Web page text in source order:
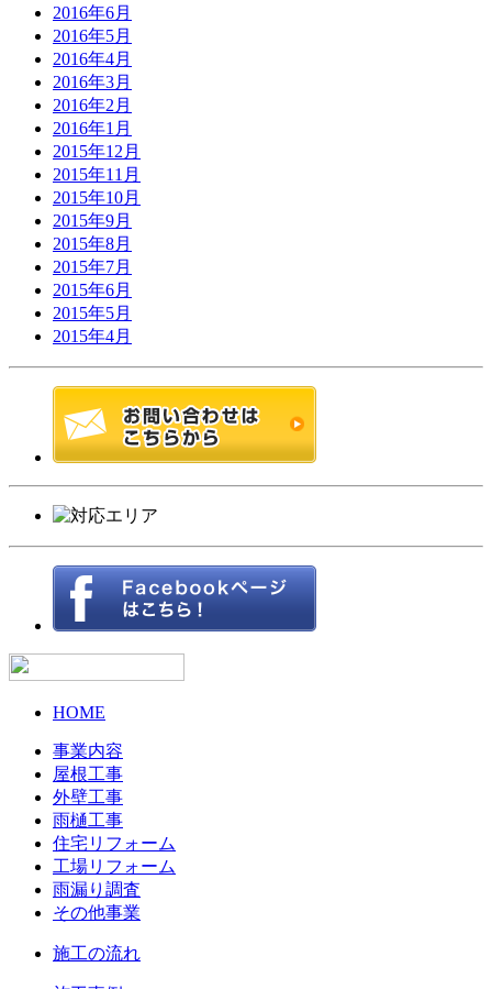
2016年6月
2016年5月
2016年4月
2016年3月
2016年2月
2016年1月
2015年12月
2015年11月
2015年10月
2015年9月
2015年8月
2015年7月
2015年6月
2015年5月
2015年4月
HOME
事業内容
屋根工事
外壁工事
雨樋工事
住宅リフォーム
工場リフォーム
雨漏り調査
その他事業
施工の流れ